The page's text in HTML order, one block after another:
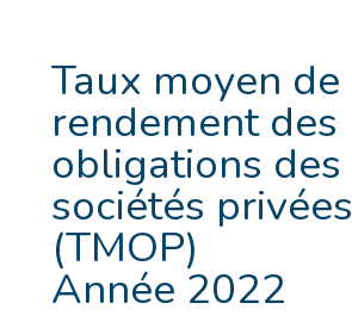
Taux moyen de
rendement des
obligations des
sociétés privées
(TMOP)
Année 2022